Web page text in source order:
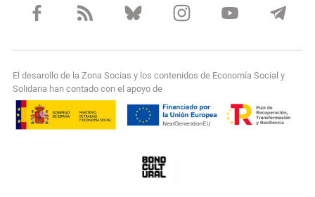
El desarollo de la Zona Socias y los contenidos de Economía Social y
Solidaria han contado con el apoyo de